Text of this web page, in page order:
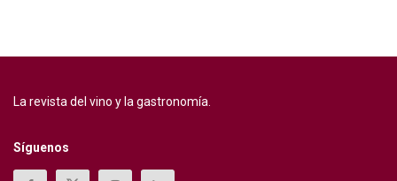
La revista del vino y la gastronomía.
Síguenos